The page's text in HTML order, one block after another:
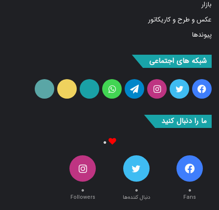
عکس و طرح و کاریکاتور
پیوندها
فیس
بوک
توییتراینستاگرامتلگرامواتس
آپ
آپارات ایتا
۰ ۰ ۰